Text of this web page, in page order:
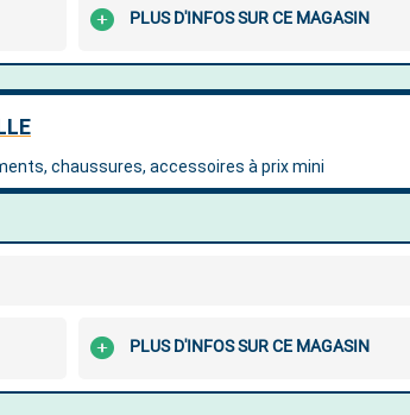
PLUS D'INFOS SUR CE MAGASIN
PLUS D'INFOS SUR CE MAGASIN